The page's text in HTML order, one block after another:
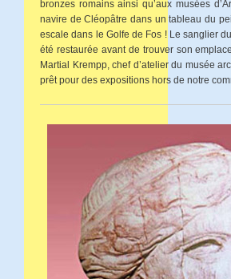
bronzes romains ainsi qu’aux musées
navire de Cléopâtre dans un tableau du
escale dans le Golfe de Fos ! Le sanglier
été restaurée avant de trouver son
Martial Krempp, chef d’atelier du musée
prêt pour des expositions hors de notre